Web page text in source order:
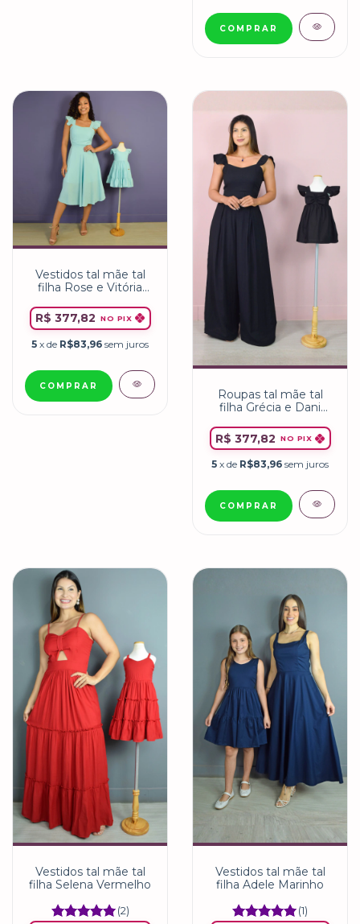
COMPRAR
Vestidos tal mãe tal
filha Rose e Vitória
R$ 377,82
NO PIX
5 x de R$83,96 sem juros
COMPRAR
Roupas tal mãe tal
filha Grécia e Dani
R$ 377,82
NO PIX
5 x de R$83,96 sem juros
COMPRAR
Vestidos tal mãe tal
filha Selena Vermelho
(2)
Vestidos tal mãe tal
filha Adele Marinho
(1)